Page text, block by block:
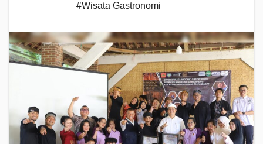
#Wisata Gastronomi